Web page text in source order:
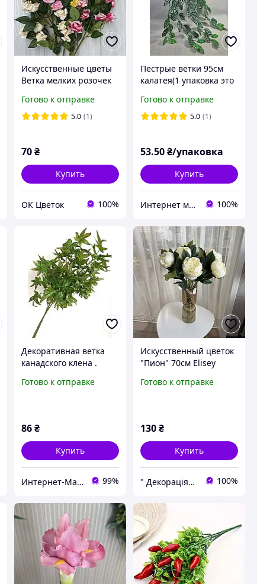
Искусственные цветы
Ветка мелких розочек
Готово к отправке
5.0 (1)
70 ₴
Купить
ОК Цветок 100%
Пестрые ветки 95см
калатея(1 упаковка это
основанием),искусстве
нная зелень
Готово к отправке
5.0 (1)
53.50₴/упаковка
Купить
Интернет магазин- Фантастический букет 100%
Декоративная ветка
канадского клена .
( зеленая с бордовыми
Готово к отправке
86 ₴
Купить
Интернет-Магазин искусственных цветов Kvitochky 99%
Искусственный цветок
"Пион" 70см Elisey
розовый)
Готово к отправке
130₴
Купить
" Декорація" магазин текстилю та декору для дому 100%